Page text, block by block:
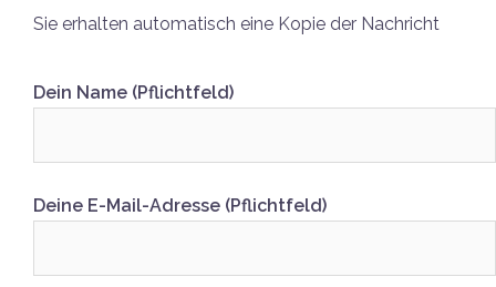
Sie erhalten automatisch eine Kopie der Nachricht
Dein Name (Pflichtfeld)
Deine E-Mail-Adresse (Pflichtfeld)